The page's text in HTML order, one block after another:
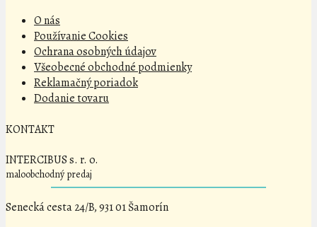
O nás
Používanie Cookies
Ochrana osobných údajov
Všeobecné obchodné podmienky
Reklamačný poriadok
Dodanie tovaru
KONTAKT
INTERCIBUS s. r. o.
maloobchodný predaj
Senecká cesta 24/B, 931 01 Šamorín